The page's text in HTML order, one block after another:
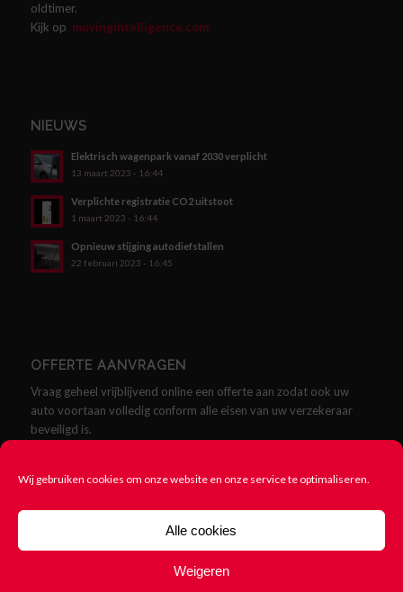
Wij gebruiken cookies om onze website en onze service te optimaliseren.
Alle cookies
Weigeren
oldtimer.
Kijk op movingintelligence.com
NIEUWS
Elektrisch wagenpark vanaf 2030 verplicht
13 maart 2023 - 16:44
Verplichte registratie CO2 uitstoot
1 maart 2023 - 16:44
Opnieuw stijging autodiefstallen
22 februari 2023 - 16:45
OFFERTE AANVRAGEN
Vraag geheel vrijblijvend online een offerte aan zodat ook uw
auto voortaan volledig conform alle eisen van uw verzekeraar
beveiligd is.
© Copyright - SCMklasse.nl - Alles over SCM Klasse Alarmen -